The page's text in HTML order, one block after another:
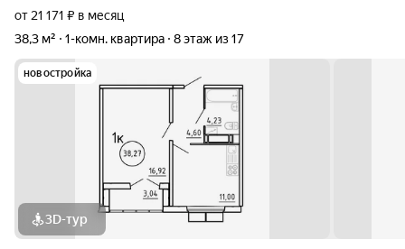
от 21 171 ₽ в месяц
38,3 м²
1-комн. квартира 8 этаж из 17
новостройка
3D-тур